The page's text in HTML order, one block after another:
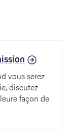
vous serez
discutez
façon de